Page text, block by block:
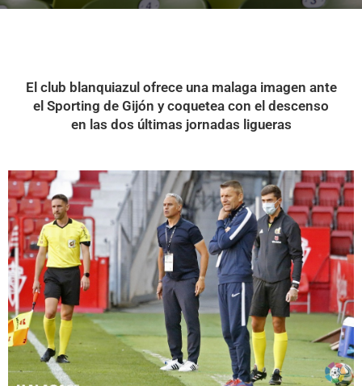
El club blanquiazul ofrece una malaga imagen ante
el Sporting de Gijón y coquetea con el descenso
en las dos últimas jornadas ligueras